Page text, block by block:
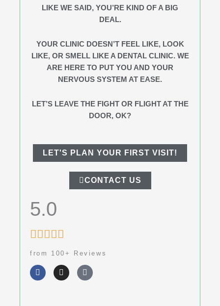
LIKE WE SAID, YOU’RE KIND OF A BIG
DEAL.
YOUR CLINIC DOESN’T FEEL LIKE, LOOK
LIKE, OR SMELL LIKE A DENTAL CLINIC. WE
ARE HERE TO PUT YOU AND YOUR
NERVOUS SYSTEM AT EASE.
LET’S LEAVE THE FIGHT OR FLIGHT AT THE
DOOR, OK?
LET'S PLAN YOUR FIRST VISIT!
CONTACT US
5.0
    
out
of
5
from 100+ Reviews
a
c
n
s
o
o